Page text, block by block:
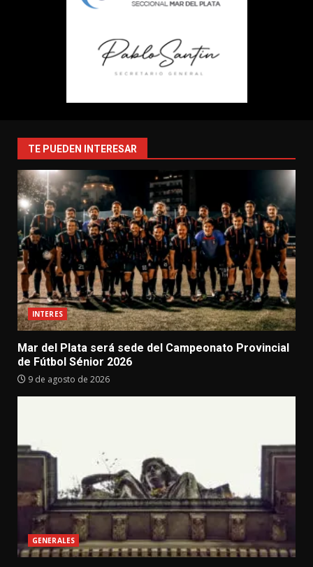
TE PUEDEN INTERESAR
INTERES
Mar del Plata será sede del Campeonato Provincial
de Fútbol Sénior 2026
9 de agosto de 2026
GENERALES